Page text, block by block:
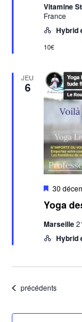
Vitamine
France
Hybrid
10€
JEU
6
Yoga
Mis
avant
30
Marseille
Hybrid
Cours & Évènements
précédents